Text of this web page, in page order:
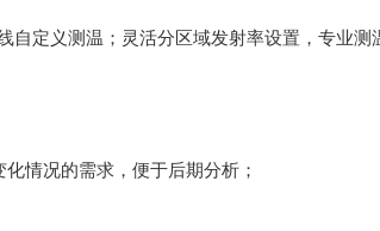
定义测温；灵活分区域发射率设置，专业测
情况的需求，便于后期分析；